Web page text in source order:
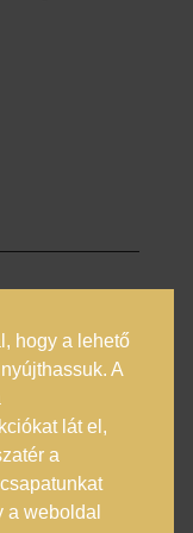
hogy a lehető
A
lát el,
a
a weboldal